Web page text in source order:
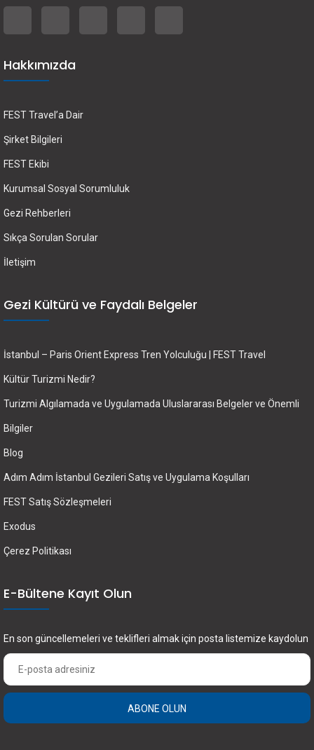
Hakkımızda
FEST Travel’a Dair
Şirket Bilgileri
FEST Ekibi
Kurumsal Sosyal Sorumluluk
Gezi Rehberleri
Sıkça Sorulan Sorular
İletişim
Gezi Kültürü ve Faydalı Belgeler
İstanbul – Paris Orient Express Tren Yolculuğu | FEST Travel
Kültür Turizmi Nedir?
Turizmi Algılamada ve Uygulamada Uluslararası Belgeler ve Önemli
Bilgiler
Blog
Adım Adım İstanbul Gezileri Satış ve Uygulama Koşulları
FEST Satış Sözleşmeleri
Exodus
Çerez Politikası
E-Bültene Kayıt Olun
En son güncellemeleri ve teklifleri almak için posta listemize kaydolun
ABONE OLUN